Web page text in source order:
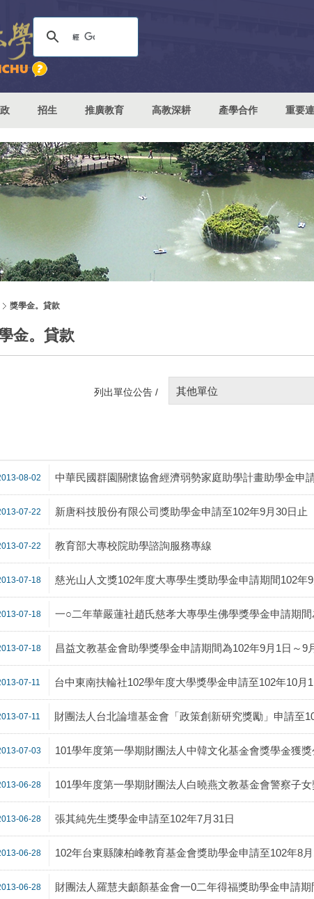
招生 推廣教育 高教深耕 產學合作 重要
獎學金。貸款
金。貸款
列出單位公告 / 其他單位
08-02 中華民國群園關懷協會經濟弱勢家庭助學計畫助學金申
07-22 新唐科技股份有限公司獎助學金申請至102年9月30日止
07-22 教育部大專校院助學諮詢服務專線
07-18 慈光山人文獎102年度大專學生獎助學金申請期間102年
07-18 一○二年華嚴蓮社趙氏慈孝大專學生佛學獎學金申請期
07-18 昌益文教基金會助學獎學金申請期間為102年9月1日～9
07-11 台中東南扶輪社102學年度大學獎學金申請至102年10月
07-11 財團法人台北論壇基金會「政策創新研究獎勵」申請至
07-03 101學年度第一學期財團法人中韓文化基金會獎學金獲
06-28 101學年度第一學期財團法人白曉燕文教基金會警察子
06-28 張其純先生獎學金申請至102年7月31日
06-28 102年台東縣陳柏峰教育基金會獎助學金申請至102年8
06-28 財團法人羅慧夫顱顏基金會一0二年得福獎助學金申請